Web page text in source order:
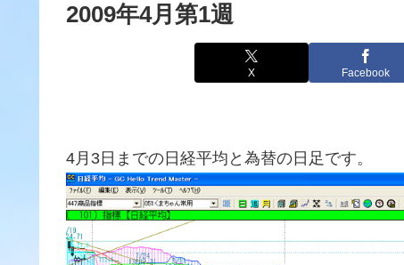
2009年4月第1週
X Facebook
4月3日までの日経平均と為替の日足です。